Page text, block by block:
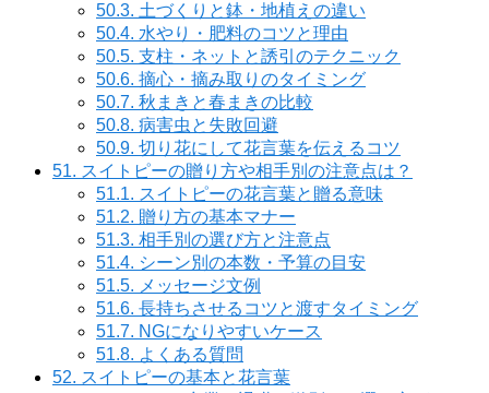
50.3. 土づくりと鉢・地植えの違い
50.4. 水やり・肥料のコツと理由
50.5. 支柱・ネットと誘引のテクニック
50.6. 摘心・摘み取りのタイミング
50.7. 秋まきと春まきの比較
50.8. 病害虫と失敗回避
50.9. 切り花にして花言葉を伝えるコツ
51. スイトピーの贈り方や相手別の注意点は？
51.1. スイトピーの花言葉と贈る意味
51.2. 贈り方の基本マナー
51.3. 相手別の選び方と注意点
51.4. シーン別の本数・予算の目安
51.5. メッセージ文例
51.6. 長持ちさせるコツと渡すタイミング
51.7. NGになりやすいケース
51.8. よくある質問
52. スイトピーの基本と花言葉